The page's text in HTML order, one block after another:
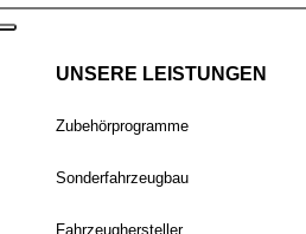
UNSERE LEISTUNGEN
Zubehörprogramme
Sonderfahrzeugbau
Fahrzeughersteller